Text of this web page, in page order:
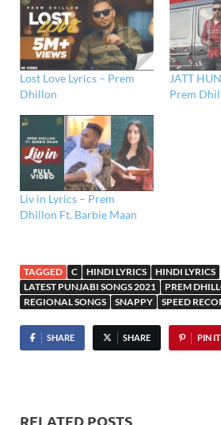
Lost Love Lyrics – Prem
Dhillon
JATT
Prem
Liv in Lyrics – Prem
Dhillon Ft. Barbie Maan
TAGGED C HINDI LYRICS
HINDI LYRICS
LATEST PUNJABI SONGS 2021
PREM
REGIONAL SONGS
SNAPPY SPEED
SHARE SHARE PIN IT
RELATED POSTS